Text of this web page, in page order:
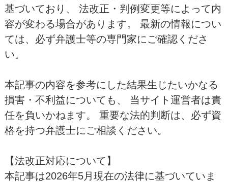
基づいており、 法改正・判例変更等によって内
容が変わる場合があります。 最新の情報につい
ては、必ず弁護士等の専門家にご確認くださ
い。
本記事の内容を参考にした結果生じたいかなる
損害・不利益についても、 当サイト運営者は責
任を負いかねます。 重要な法的判断は、必ず資
格を持つ弁護士にご相談ください。
【法改正対応について】
本記事は2026年5月現在の法律に基づいていま